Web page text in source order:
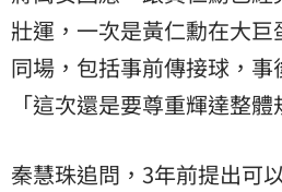
壯運，一次是黃仁勳在大
同場，包括事前傳接球，
「這次還是要尊重輝達整體
秦慧珠追問，3年前提出可